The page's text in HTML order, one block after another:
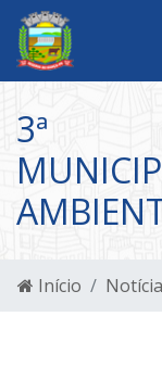
3ª
Início